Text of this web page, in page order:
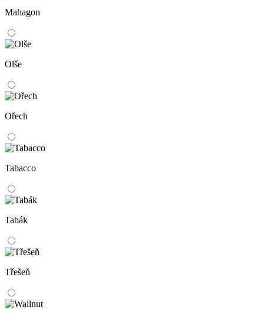
Mahagon
Olše
Ořech
Tabacco
Tabák
Třešeň